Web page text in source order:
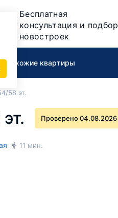
Бесплатная
консультация и подбор
новостроек
Похожие квартиры
58 эт.
Проверено 04.08.2026
11 мин.